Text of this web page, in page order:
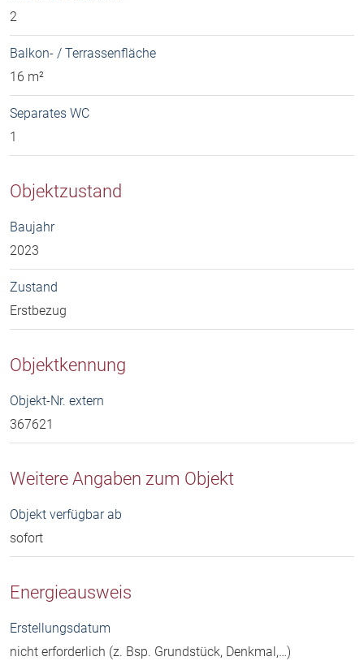
2
Balkon- / Terrassenfläche
16 m²
Separates WC
1
Objektzustand
Baujahr
2023
Zustand
Erstbezug
Objektkennung
Objekt-Nr. extern
367621
Weitere Angaben zum Objekt
Objekt verfügbar ab
sofort
Energieausweis
Erstellungsdatum
nicht erforderlich (z. Bsp. Grundstück, Denkmal,…)